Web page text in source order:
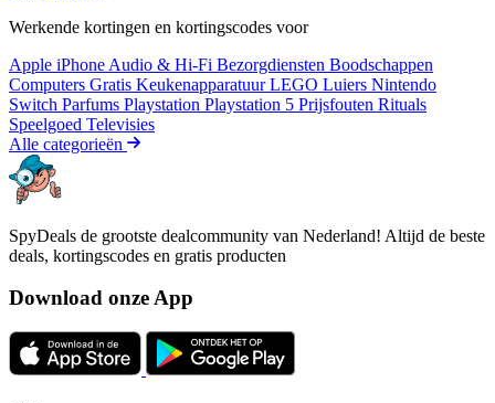
Werkende kortingen en kortingscodes voor
Apple iPhone Audio & Hi-Fi Bezorgdiensten Boodschappen
Computers Gratis KeukenapparatuurLEGO Luiers Nintendo
Switch Parfums Playstation Playstation 5 Prijsfouten Rituals
Speelgoed Televisies
Alle categorieën
SpyDeals de grootste dealcommunity van Nederland! Altijd de beste
deals, kortingscodes en gratis producten
Download onze App